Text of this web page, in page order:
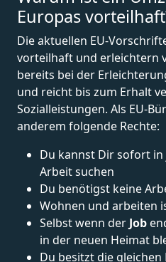
Europas
Die aktuellen EU-
vorteilhaft und erleichtern
bereits bei der
und reicht bis zum Erhalt
Sozialleistungen. Als EU-
anderem folgende Rechte:
Du kannst Dir sofort in
Arbeit suchen
Du benötigst keine
Wohnen und arbeiten
Selbst wenn der Job
in der neuen Heimat
Du besitzt die